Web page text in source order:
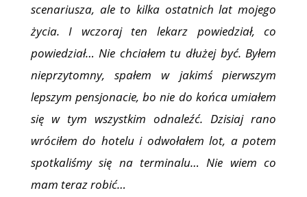
scenariusza, ale to kilka ostatnich lat mojego
życia. I wczoraj ten lekarz powiedział, co
powiedział… Nie chciałem tu dłużej być. Byłem
nieprzytomny, spałem w jakimś pierwszym
lepszym pensjonacie, bo nie do końca umiałem
się w tym wszystkim odnaleźć. Dzisiaj rano
wróciłem do hotelu i odwołałem lot, a potem
spotkaliśmy się na terminalu… Nie wiem co
mam teraz robić…